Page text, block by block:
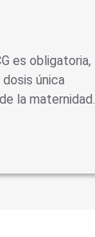
es obligatoria,
única
la maternidad.